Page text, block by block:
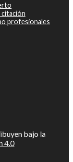
profesionales
bajo la
4.0